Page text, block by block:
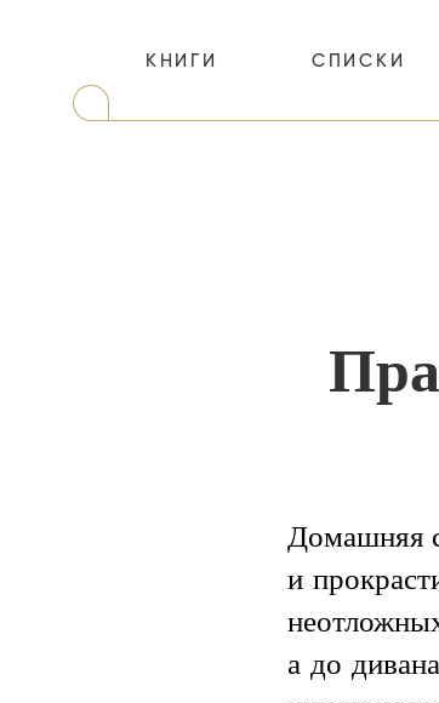
КНИГИ СПИСКИ
Домашняя
и
а до